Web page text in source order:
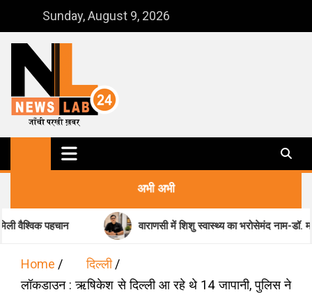
content
Sunday, August 9, 2026
NewsLab24
जाँची परखी ख़बर
अभी अभी
वाराणसी में शिशु स्वास्थ्य का भरोसेमंद नाम-डॉ. मधुकर पांडेय
Home
दिल्ली
लॉकडाउन : ऋषिकेश से दिल्ली आ रहे थे 14 जापानी, पुलिस ने